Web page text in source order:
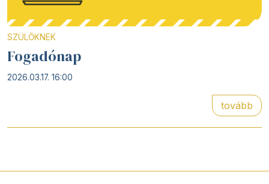
SZÜLŐKNEK
Fogadónap
2026.03.17. 16:00
tovább